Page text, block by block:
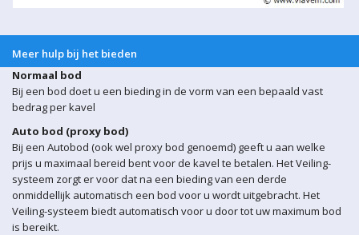
Meer hulp bij het bieden
Normaal bod
Bij een bod doet u een bieding in de vorm van een bepaald vast
bedrag per kavel
Auto bod (proxy bod)
Bij een Autobod (ook wel proxy bod genoemd) geeft u aan welke
prijs u maximaal bereid bent voor de kavel te betalen. Het Veiling-
systeem zorgt er voor dat na een bieding van een derde
onmiddellijk automatisch een bod voor u wordt uitgebracht. Het
Veiling-systeem biedt automatisch voor u door tot uw maximum bod
is bereikt.